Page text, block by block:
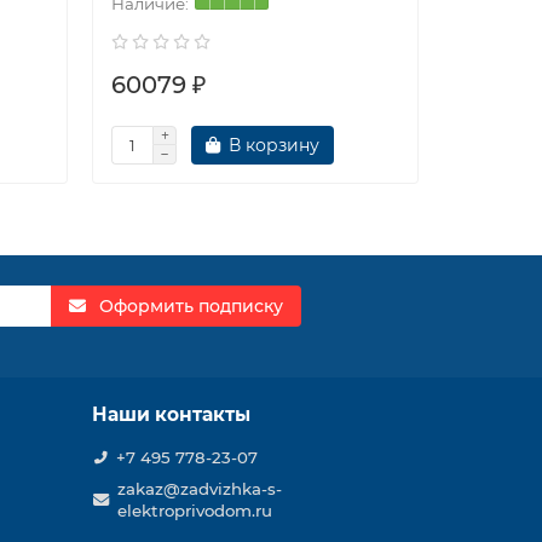
60079 ₽
В корзину
Оформить подписку
Наши контакты
+7 495 778-23-07
zakaz@zadvizhka-s-
elektroprivodom.ru